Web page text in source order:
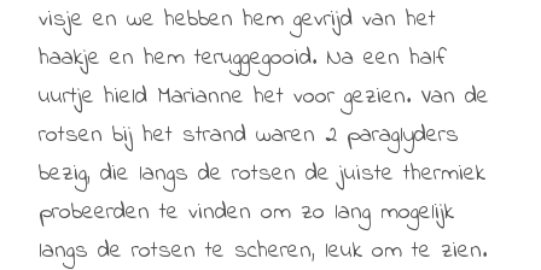
visje en we hebben hem gevrijd van het
haakje en hem teruggegooid. Na een half
uurtje hield Marianne het voor gezien. Van de
rotsen bij het strand waren 2 paraglyders
bezig, die langs de rotsen de juiste thermiek
probeerden te vinden om zo lang mogelijk
langs de rotsen te scheren, leuk om te zien.